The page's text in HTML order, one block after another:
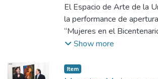
Departamento de
Universidad ISALUD
El Espacio de Arte de la
la performance de
“Mujeres en el
Dufort.
Show more
Item